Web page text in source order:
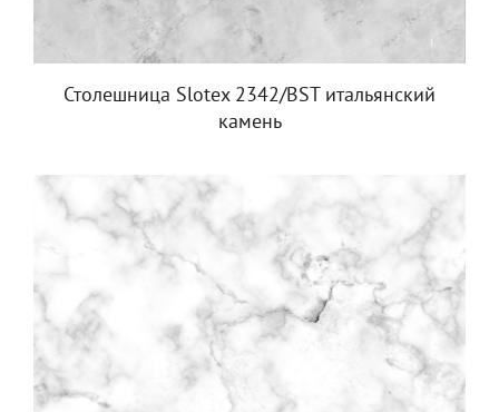
Столешница Slotex 2342/BST итальянский
камень